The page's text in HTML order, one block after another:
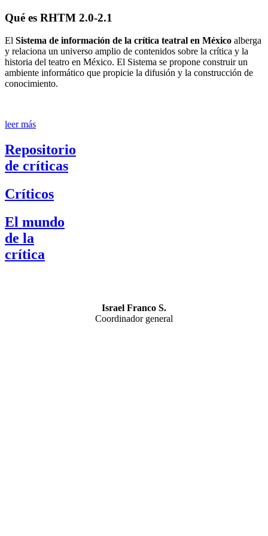
Qué es RHTM 2.0-2.1
El Sistema de información de la crítica teatral en México alberga
y relaciona un universo amplio de contenidos sobre la crítica y la
historia del teatro en México. El Sistema se propone construir un
ambiente informático que propicie la difusión y la construcción de
conocimiento.
leer más
Repositorio
de críticas
Críticos
El mundo
de la
crítica
Israel Franco S.
Coordinador general